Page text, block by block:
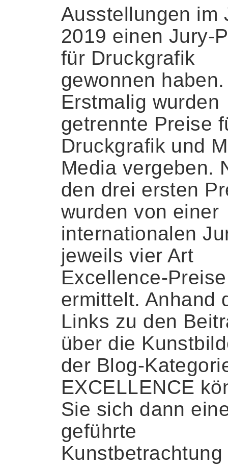
Ausstellungen im
2019 einen Jury-
für Druckgrafik
gewonnen haben.
Erstmalig wurden
getrennte Preise
Druckgrafik und
Media vergeben.
den drei ersten
wurden von einer
internationalen
jeweils vier Art
Excellence-Preise
ermittelt. Anhand
Links zu den
über die
der Blog-
EXCELLENCE
Sie sich dann
geführte
Kunstbetrachtung